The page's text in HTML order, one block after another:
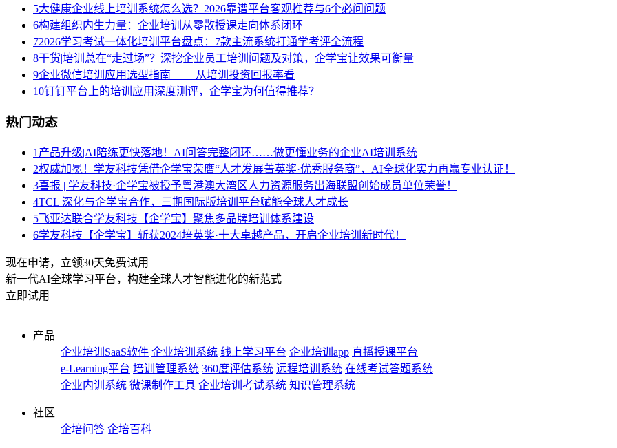
5大健康企业线上培训系统怎么选？2026靠谱平台客观推荐与6个必问问题
6构建组织内生力量：企业培训从零散授课走向体系闭环
72026学习考试一体化培训平台盘点：7款主流系统打通学考评全流程
8干货|培训总在“走过场”？深挖企业员工培训问题及对策，企学宝让效果可衡量
9企业微信培训应用选型指南 ——从培训投资回报率看
10钉钉平台上的培训应用深度测评，企学宝为何值得推荐？
热门动态
1 产品升级|AI陪练更快落地！AI问答完整闭环……做更懂业务的企业AI培训系统
2权威加冕！学友科技凭借企学宝荣膺“人才发展菁英奖·优秀服务商”，AI全球化实力再赢专业认证！
3喜报 | 学友科技·企学宝被授予粤港澳大湾区人力资源服务出海联盟创始成员单位荣誉！
4TCL 深化与企学宝合作，三期国际版培训平台赋能全球人才成长
5飞亚达联合学友科技【企学宝】聚焦多品牌培训体系建设
6学友科技【企学宝】斩获2024培英奖·十大卓越产品，开启企业培训新时代！
现在申请，立领30天免费试用
新一代AI全球学习平台，构建全球人才智能进化的新范式
立即试用
产品
企业培训SaaS软件 企业培训系统 线上学习平台 企业培训app 直播授课平台
e-Learning平台 培训管理系统 360度评估系统 远程培训系统 在线考试答题系统
企业内训系统 微课制作工具 企业培训考试系统 知识管理系统
社区
企培问答 企培百科